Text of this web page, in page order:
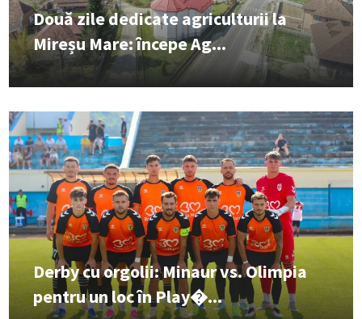
Două zile dedicate agriculturii la
Mireșu Mare: începe Ag...
Derby cu orgolii: Minaur vs. Olimpia
pentru un loc în Play�...